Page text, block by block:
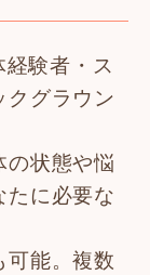
験者・ス
グラウン
状態や悩
に必要な
能。複数